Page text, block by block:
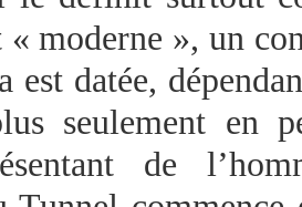
« moderne », un
est datée,
seulement en
de